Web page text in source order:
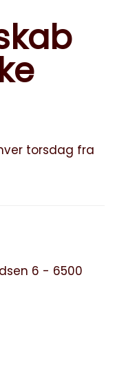
torsdag fra
6 - 6500